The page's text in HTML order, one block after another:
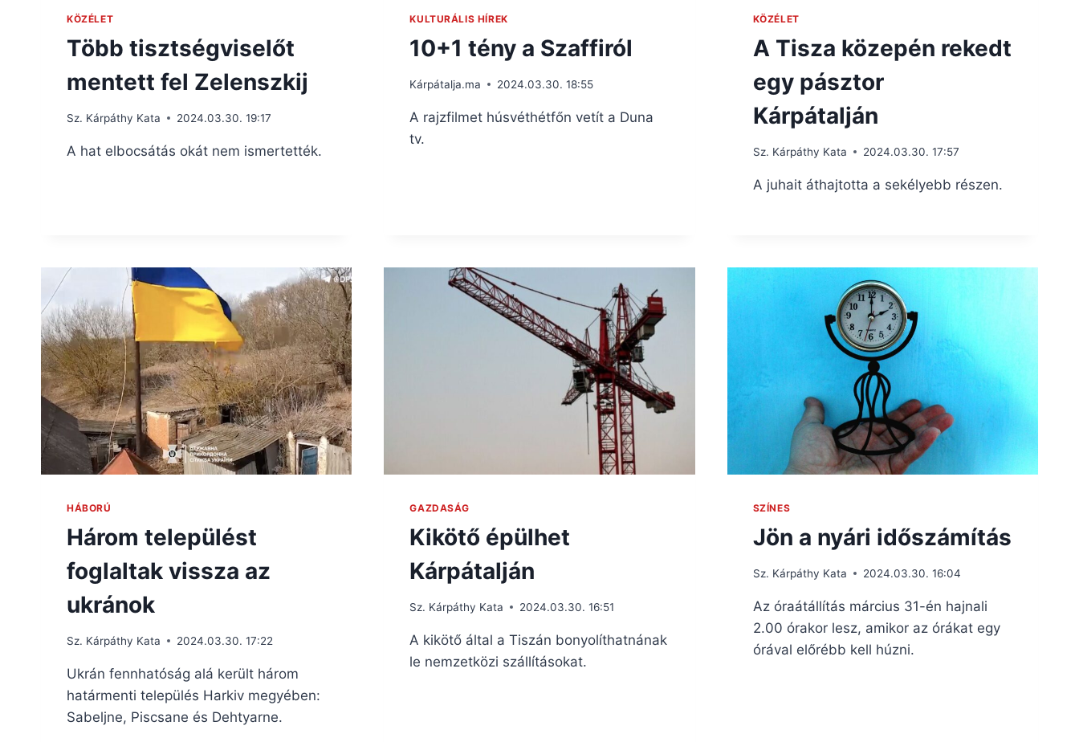
KÖZÉLET
Több tisztségviselőt
mentett fel Zelenszkij
Sz. Kárpáthy Kata 2024.03.30. 19:17
A hat elbocsátás okát nem ismertették.
KULTURÁLIS HÍREK
10+1 tény a Szaffiról
Kárpátalja.ma 2024.03.30. 18:55
A rajzfilmet húsvéthétfőn vetít a Duna
tv.
KÖZÉLET
A Tisza közepén rekedt
egy pásztor
Kárpátalján
Sz. Kárpáthy Kata 2024.03.30. 17:57
A juhait áthajtotta a sekélyebb részen.
HÁBORÚ
Három települést
foglaltak vissza az
ukránok
Sz. Kárpáthy Kata 2024.03.30. 17:22
Ukrán fennhatóság alá került három
határmenti település Harkiv megyében:
Sabeljne, Piscsane és Dehtyarne.
GAZDASÁG
Kikötő épülhet
Kárpátalján
Sz. Kárpáthy Kata 2024.03.30. 16:51
A kikötő által a Tiszán bonyolíthatnának
le nemzetközi szállításokat.
SZÍNES
Jön a nyári időszámítás
Sz. Kárpáthy Kata 2024.03.30. 16:04
Az óraátállítás március 31-én hajnali
2.00 órakor lesz, amikor az órákat egy
órával előrébb kell húzni.